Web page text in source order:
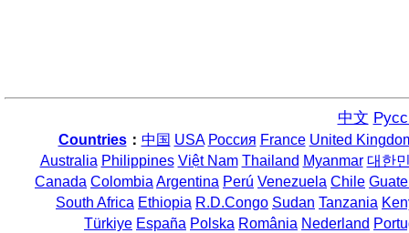
中文
Countries： 中国 USA Россия France United
Australia Philippines Việt Nam Thailand Myanmar 대한
Canada Colombia Argentina Perú Venezuela Chile
South Africa Ethiopia R.D.Congo Sudan Tanzania
Türkiye España Polska România Nederland